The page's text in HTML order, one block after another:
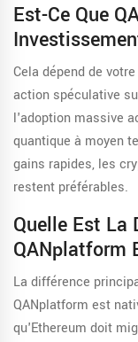
Est-Ce Que
Cela dépend de
action spéculative
l'adoption massive
quantique à moyen
gains rapides, les
restent préférables.
Quelle Est La
QANplatform
La différence
QANplatform est
qu'Ethereum doit